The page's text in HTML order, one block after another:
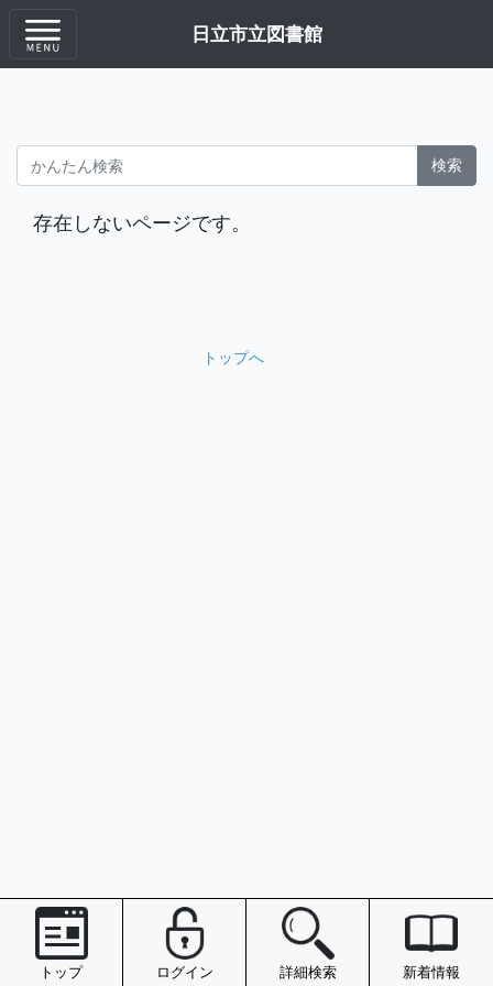
日立市立図書館
検索
存在しないページです。
トップへ
トップ ログイン 詳細検索 新着情報